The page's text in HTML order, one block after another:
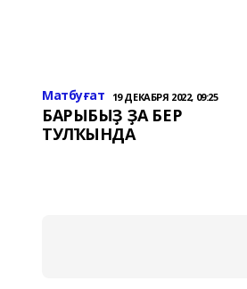
Матбуғат 19 ДЕКАБРЯ 2022, 09:25
БАРЫБЫҘ ҘА БЕР
ТУЛҠЫНДА